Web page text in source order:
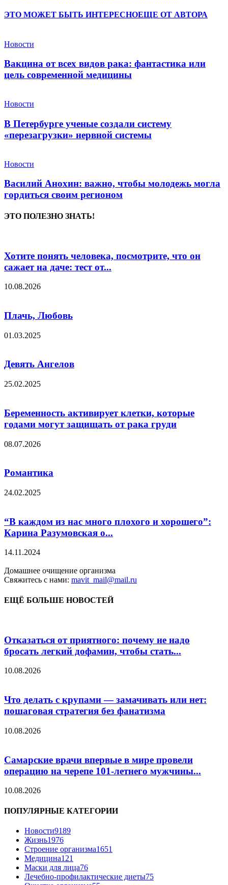
ЭТО МОЖЕТ БЫТЬ ИНТЕРЕСНОЕЩЕ ОТ АВТОРА
Новости
Вакцина от всех видов рака: фантастика или
цель современной медицины
Новости
В Петербурге ученые создали систему
«перезагрузки» нервной системы
Новости
Василий Анохин: важно, чтобы молодежь могла
гордиться своим регионом
ЭТО ПОЛЕЗНО ЗНАТЬ!
Хотите понять человека, посмотрите, что он
сажает на даче: тест от...
10.08.2026
Плачь, Любовь
01.03.2025
Девять Ангелов
25.02.2025
Беременность активирует клетки, которые
годами могут защищать от рака груди
08.07.2026
Романтика
24.02.2025
“В каждом из нас много плохого и хорошего”:
Карина Разумовская о...
14.11.2024
Домашнее очищение организма
Свяжитесь с нами: mavit_mail@mail.ru
ЕЩЁ БОЛЬШЕ НОВОСТЕЙ
Отказаться от приятного: почему не надо
бросать легкий дофамин, чтобы стать...
10.08.2026
Что делать с крупами — замачивать или нет:
пошаговая стратегия без фанатизма
10.08.2026
Самарские врачи впервые в мире провели
операцию на черепе 101-летнего мужчины...
10.08.2026
ПОПУЛЯРНЫЕ КАТЕГОРИИ
Новости9189
Жизнь1976
Строение организма1651
Медицина121
Маски для лица76
Лечебно-профилактические диеты75